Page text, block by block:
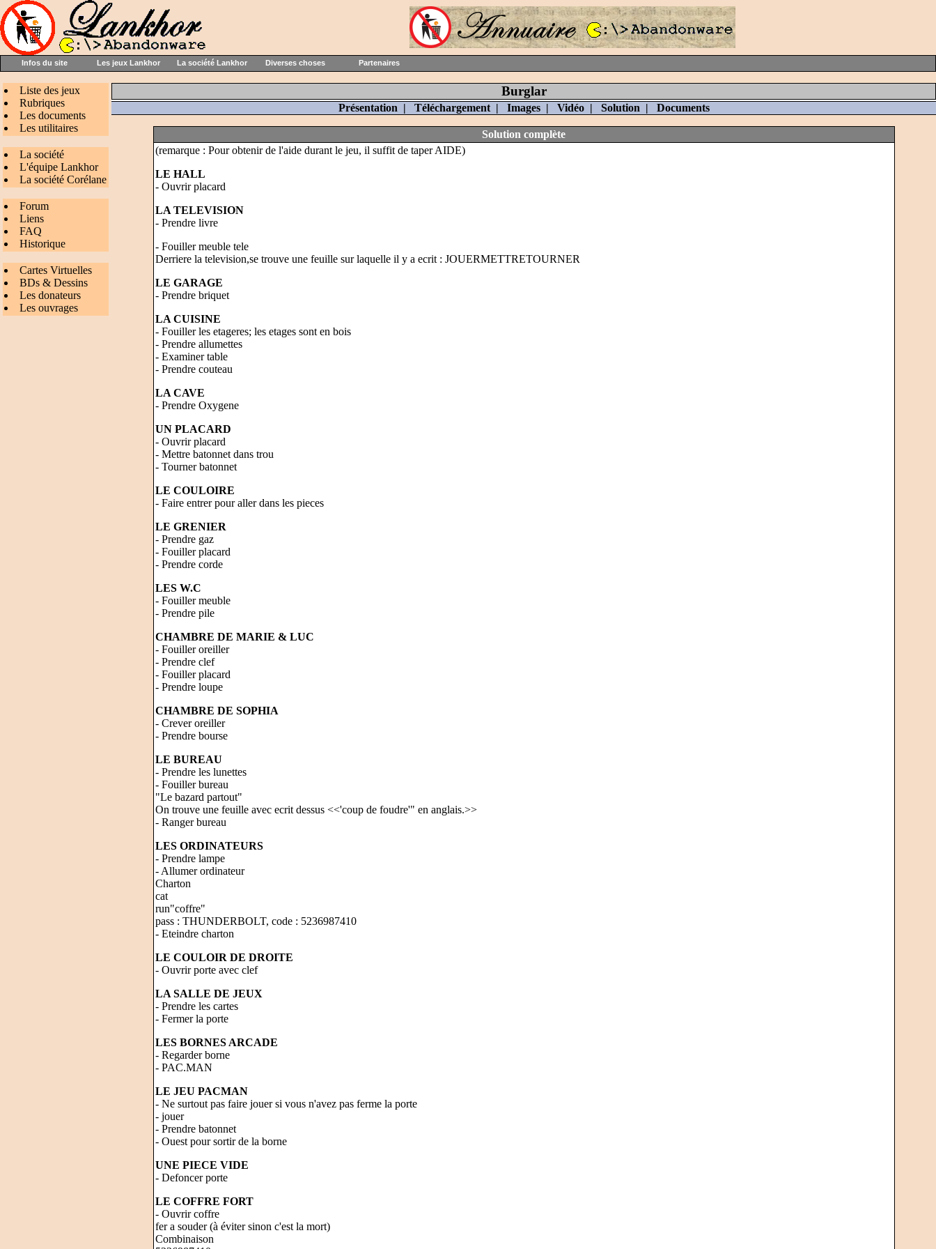
Infos du site Les jeux Lankhor La société Lankhor Diverses choses Partenaires
Liste des jeux
Rubriques
Les documents
Les utilitaires
La société
L'équipe Lankhor
La société Corélane
Forum
Liens
FAQ
Historique
Cartes Virtuelles
BDs & Dessins
Les donateurs
Les ouvrages
Burglar
Présentation | Téléchargement| Images| Vidéo| Solution | Documents
Solution complète
(remarque : Pour obtenir de l'aide durant le jeu, il suffit de taper AIDE)
LE HALL
- Ouvrir placard
LA TELEVISION
- Prendre livre
- Fouiller meuble tele
Derriere la television,se trouve une feuille sur laquelle il y a ecrit : JOUERMETTRETOURNER
LE GARAGE
- Prendre briquet
LA CUISINE
- Fouiller les etageres; les etages sont en bois
- Prendre allumettes
- Examiner table
- Prendre couteau
LA CAVE
- Prendre Oxygene
UN PLACARD
- Ouvrir placard
- Mettre batonnet dans trou
- Tourner batonnet
LE COULOIRE
- Faire entrer pour aller dans les pieces
LE GRENIER
- Prendre gaz
- Fouiller placard
- Prendre corde
LES W.C
- Fouiller meuble
- Prendre pile
CHAMBRE DE MARIE & LUC
- Fouiller oreiller
- Prendre clef
- Fouiller placard
- Prendre loupe
CHAMBRE DE SOPHIA
- Crever oreiller
- Prendre bourse
LE BUREAU
- Prendre les lunettes
- Fouiller bureau
"Le bazard partout"
On trouve une feuille avec ecrit dessus <<'coup de foudre'" en anglais.>>
- Ranger bureau
LES ORDINATEURS
- Prendre lampe
- Allumer ordinateur
Charton
cat
run"coffre"
pass : THUNDERBOLT, code : 5236987410
- Eteindre charton
LE COULOIR DE DROITE
- Ouvrir porte avec clef
LA SALLE DE JEUX
- Prendre les cartes
- Fermer la porte
LES BORNES ARCADE
- Regarder borne
- PAC.MAN
LE JEU PACMAN
- Ne surtout pas faire jouer si vous n'avez pas ferme la porte
- jouer
- Prendre batonnet
- Ouest pour sortir de la borne
UNE PIECE VIDE
- Defoncer porte
LE COFFRE FORT
- Ouvrir coffre
fer a souder (à éviter sinon c'est la mort)
Combinaison